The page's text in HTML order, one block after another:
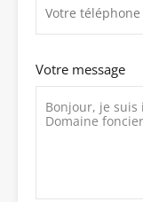
Votre message